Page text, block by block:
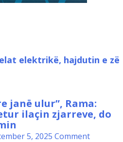
elektrikë, hajdutin e zë
janë ulur”, Rama:
ilaçin zjarreve, do
5, 2025 Comment